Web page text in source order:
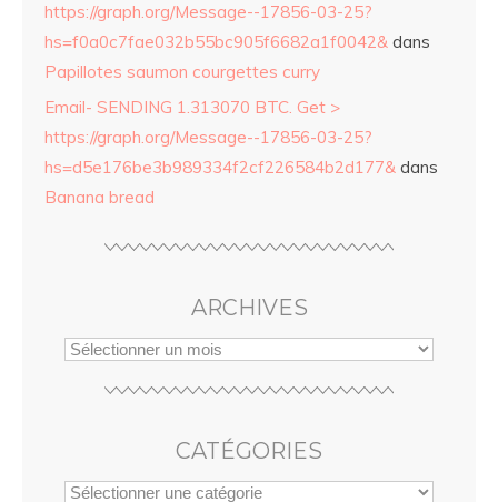
https://graph.org/Message--17856-03-25?
hs=f0a0c7fae032b55bc905f6682a1f0042& dans
Papillotes saumon courgettes curry
Email- SENDING 1.313070 BTC. Get >
https://graph.org/Message--17856-03-25?
hs=d5e176be3b989334f2cf226584b2d177& dans
Banana bread
ARCHIVES
CATÉGORIES